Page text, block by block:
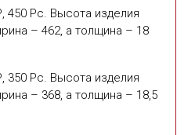
450 Рс. Высота изделия
– 462, а толщина – 18
350 Рс. Высота изделия
– 368, а толщина – 18,5